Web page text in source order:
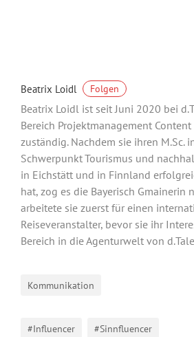
Beatrix Loidl Folgen
Beatrix Loidl ist seit Juni 2020 bei
Bereich Projektmanagement
zuständig. Nachdem sie ihren M.Sc.
Schwerpunkt Tourismus und
in Eichstätt und in Finnland
hat, zog es die Bayerisch Gmainerin
arbeitete sie zuerst für einen
Reiseveranstalter, bevor sie ihr
Bereich in die Agenturwelt von
Kommunikation
#Influencer #Sinnfluencer